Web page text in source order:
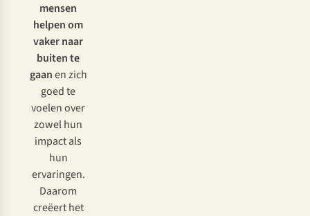
mensen
helpen om
vaker naar
buiten te
gaanen zich
goed te
voelen over
zowel hun
impact als
hun
ervaringen.
Daarom
creëert het